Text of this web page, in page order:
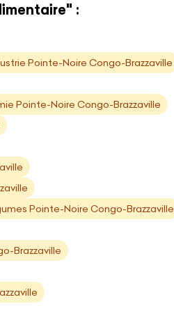
:
Pointe-Noire Congo-Brazzaville
Pointe-Noire Congo-Brazzaville
Pointe-Noire Congo-Brazzaville
Brazzaville